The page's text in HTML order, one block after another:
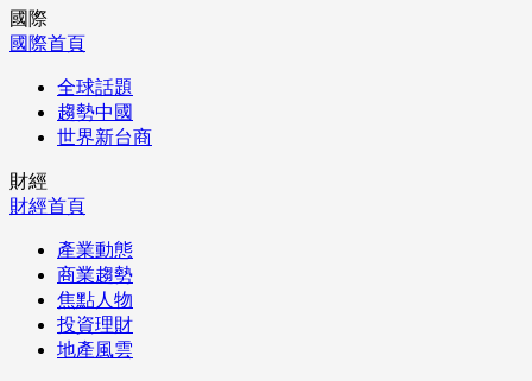
國際
國際首頁
全球話題
趨勢中國
世界新台商
財經
財經首頁
產業動態
商業趨勢
焦點人物
投資理財
地產風雲